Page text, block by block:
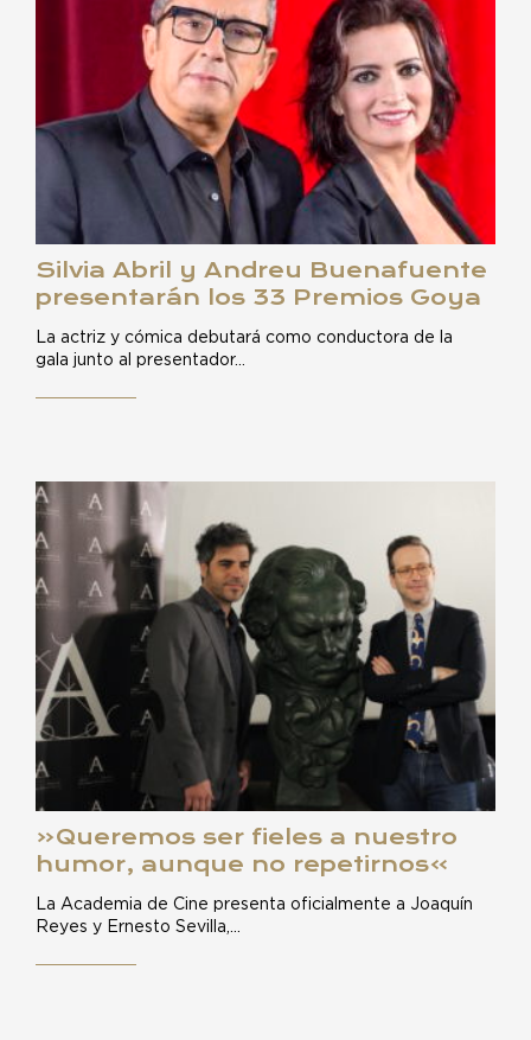
Silvia Abril y Andreu Buenafuente
presentarán los 33 Premios Goya
La actriz y cómica debutará como conductora de la
gala junto al presentador…
«Queremos ser fieles a nuestro
humor, aunque no repetirnos»
La Academia de Cine presenta oficialmente a Joaquín
Reyes y Ernesto Sevilla,…